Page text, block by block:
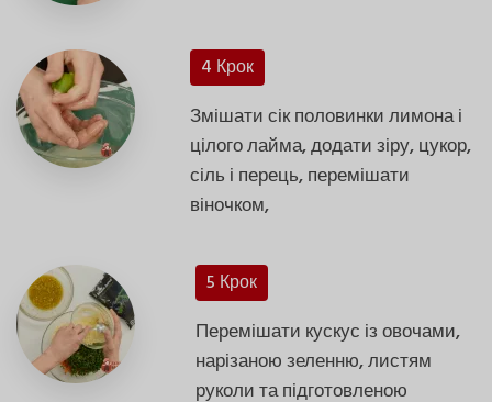
4 Крок
Змішати сік половинки лимона і
цілого лайма, додати зіру, цукор,
сіль і перець, перемішати
віночком,
5 Крок
Перемішати кускус із овочами,
нарізаною зеленню, листям
руколи та підготовленою